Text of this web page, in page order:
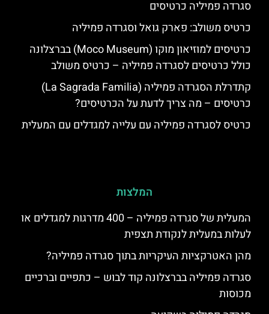
סגרדה פמיליה כרטיסים
כרטיס משולב: פארק גואל וסגרדה פמיליה
כרטיסים למוזיאון מוקו (Moco Museum) בברצלונה
כולל כרטיסים לסגרדה פמיליה – כרטיס משולב
קתדרלת הסגרדה פמיליה (La Sagrada Familia)
כרטיסים – מה צריך לדעת על הכרטיסים?
כרטיס לסגרדה פמיליה עם עלייה למגדלים עם המעלית
המלצות
המעלית של סגרדה פמיליה – 400 מדרגות למגדלים או
לעלות במעלית לנקודת תצפית
מהן האטרקציות העיקריות בתוך סגרדה פמיליה?
סגרדה פמיליה בברצלונה קוד לבוש – כתפיים וברכיים
מכוסות